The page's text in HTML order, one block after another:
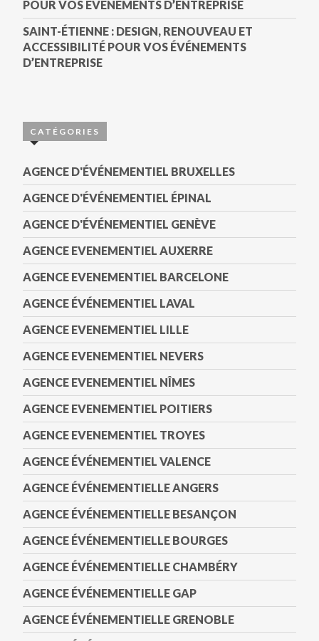
POUR VOS ÉVÉNEMENTS D’ENTREPRISE
SAINT-ÉTIENNE : DESIGN, RENOUVEAU ET
ACCESSIBILITÉ POUR VOS ÉVÉNEMENTS
D’ENTREPRISE
CATÉGORIES
AGENCE D'ÉVÉNEMENTIEL BRUXELLES
AGENCE D'ÉVÉNEMENTIEL ÉPINAL
AGENCE D'ÉVÉNEMENTIEL GENÈVE
AGENCE EVENEMENTIEL AUXERRE
AGENCE EVENEMENTIEL BARCELONE
AGENCE ÉVÉNEMENTIEL LAVAL
AGENCE EVENEMENTIEL LILLE
AGENCE EVENEMENTIEL NEVERS
AGENCE EVENEMENTIEL NÎMES
AGENCE EVENEMENTIEL POITIERS
AGENCE EVENEMENTIEL TROYES
AGENCE ÉVÉNEMENTIEL VALENCE
AGENCE ÉVÉNEMENTIELLE ANGERS
AGENCE ÉVÉNEMENTIELLE BESANÇON
AGENCE ÉVÉNEMENTIELLE BOURGES
AGENCE ÉVÉNEMENTIELLE CHAMBÉRY
AGENCE ÉVÉNEMENTIELLE GAP
AGENCE ÉVÉNEMENTIELLE GRENOBLE